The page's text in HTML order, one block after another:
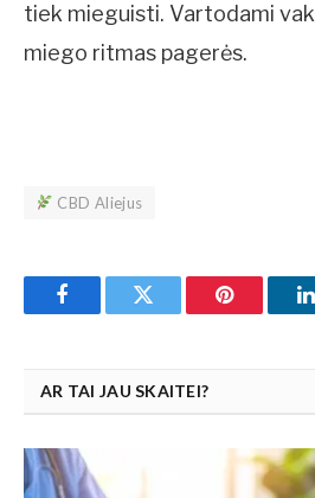
tiek mieguisti. Vartodami
miego ritmas pagerės.
CBD Aliejus
FacebookTwitter Pinterest
AR TAI JAU SKAITEI?